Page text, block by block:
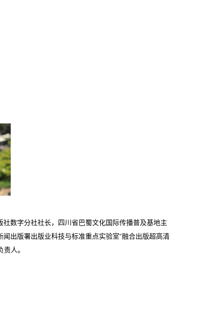
数字分社社长，四川省巴蜀文化国际传播普及基地主
出版署出版业科技与标准重点实验室“融合出版超高清
人。